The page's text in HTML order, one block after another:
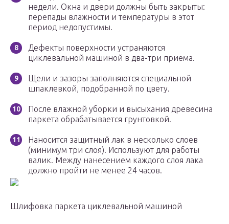
недели. Окна и двери должны быть закрыты:
перепады влажности и температуры в этот
период недопустимы.
Дефекты поверхности устраняются
циклевальной машиной в два-три приема.
Щели и зазоры заполняются специальной
шпаклевкой, подобранной по цвету.
После влажной уборки и высыхания древесина
паркета обрабатывается грунтовкой.
Наносится защитный лак в несколько слоев
(минимум три слоя). Используют для работы
валик. Между нанесением каждого слоя лака
должно пройти не менее 24 часов.
Шлифовка паркета циклевальной машиной